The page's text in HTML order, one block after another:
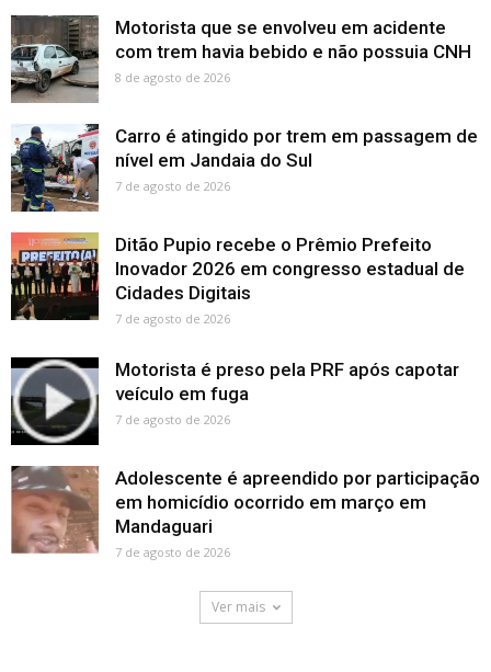
Motorista que se envolveu em acidente
com trem havia bebido e não possuia CNH
8 de agosto de 2026
Carro é atingido por trem em passagem de
nível em Jandaia do Sul
7 de agosto de 2026
Ditão Pupio recebe o Prêmio Prefeito
Inovador 2026 em congresso estadual de
Cidades Digitais
7 de agosto de 2026
Motorista é preso pela PRF após capotar
veículo em fuga
7 de agosto de 2026
Adolescente é apreendido por participação
em homicídio ocorrido em março em
Mandaguari
7 de agosto de 2026
Ver mais